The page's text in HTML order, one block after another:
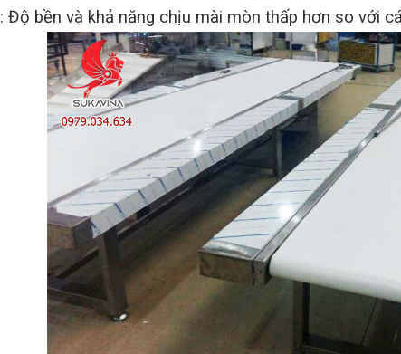
: Độ bền và khả năng chịu mài mòn thấp hơn so với